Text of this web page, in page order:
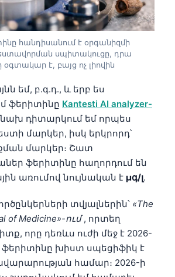
հանդիսանում է օրգանիզմի
սպիտակուցը, դրա
է, բայց ոչ լիովին
եմ, բ.գ.դ., և երբ ես
ֆերիտինը Kantesti AI analyzer-
նախ դիտարկում եմ որպես
մարկեր, իսկ երկրորդ՝
մարկեր։ Շատ
ֆերիտինը հաղորդում են
առումով նույնական է µգ/լ.
տվյալներին՝ «The
of Medicine»-ում, որտեղ
որը դեռևս ուժի մեջ է 2026-
խիստ սպեցիֆիկ է
համար։ 2026-ի